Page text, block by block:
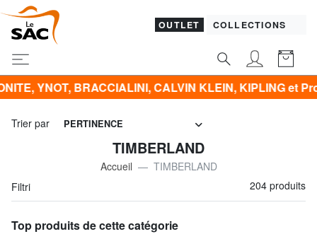
OUTLET COLLECTIONS
KLEIN, KIPLING et Promo VÊTEMENTS -50% | -
Trier par PERTINENCE
TIMBERLAND
Accueil
TIMBERLAND
Filtri
204 produits
Top produits de cette catégorie